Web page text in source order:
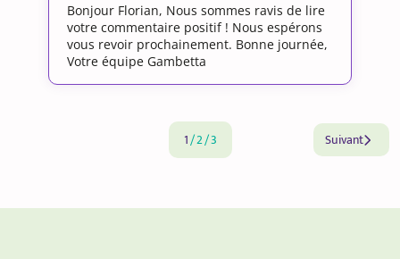
Bonjour Florian, Nous sommes ravis de lire
votre commentaire positif ! Nous espérons
vous revoir prochainement. Bonne journée,
Votre équipe Gambetta
1/2/3 Suivant